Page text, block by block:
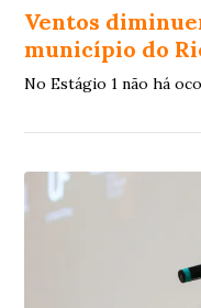
Ventos
município do
No Estágio 1 não há